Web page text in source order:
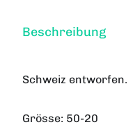
Beschreibung
Schweiz entworfen.
Grösse: 50-20